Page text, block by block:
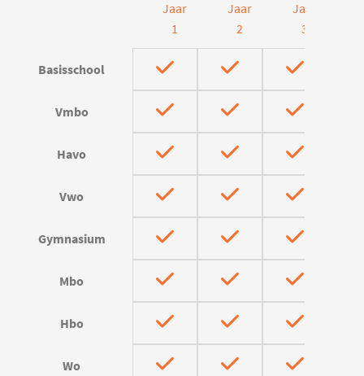
Jaar
1
Jaar
2
Jaar
3
Basisschool
Vmbo
Havo
Vwo
Gymnasium
Mbo
Hbo
Wo